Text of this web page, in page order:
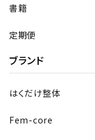
書籍
定期便
ブランド
はくだけ整体
Fem-core